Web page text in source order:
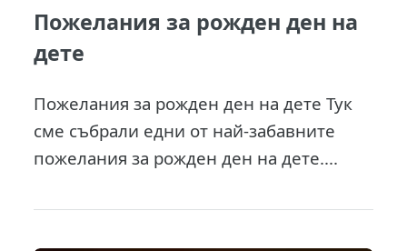
Пожелания за рожден ден на
дете
Пожелания за рожден ден на дете Тук
сме събрали едни от най-забавните
пожелания за рожден ден на дете....